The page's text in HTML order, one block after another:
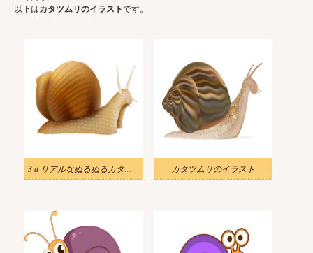
以下はカタツムリのイラストです。
3 d リアルなぬるぬるカタツムリのイラスト カタツムリのイラスト